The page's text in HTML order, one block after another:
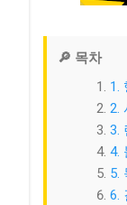
🔎 목차
1.
2.
3.
4.
5.
6.